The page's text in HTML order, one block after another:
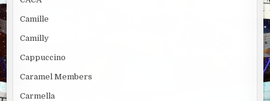
Camille
Camilly
Cappuccino
Caramel Members
Carmella